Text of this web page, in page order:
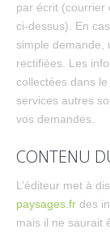
par écrit (courrier
ci-dessus). En
simple demande,
rectifiées. Les
collectées dans
services autres
vos demandes.
CONTENU
L’éditeur met à
paysages.fr des
mais il ne saurait